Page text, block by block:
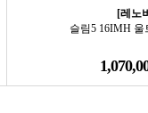
[레노
슬림5 16IMH 울